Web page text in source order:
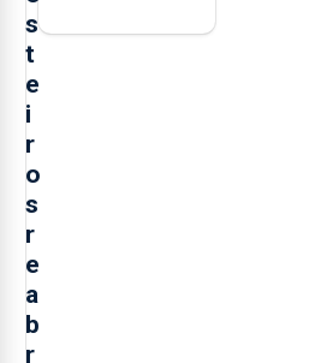
s
t
e
i
r
o
s
r
e
a
b
r